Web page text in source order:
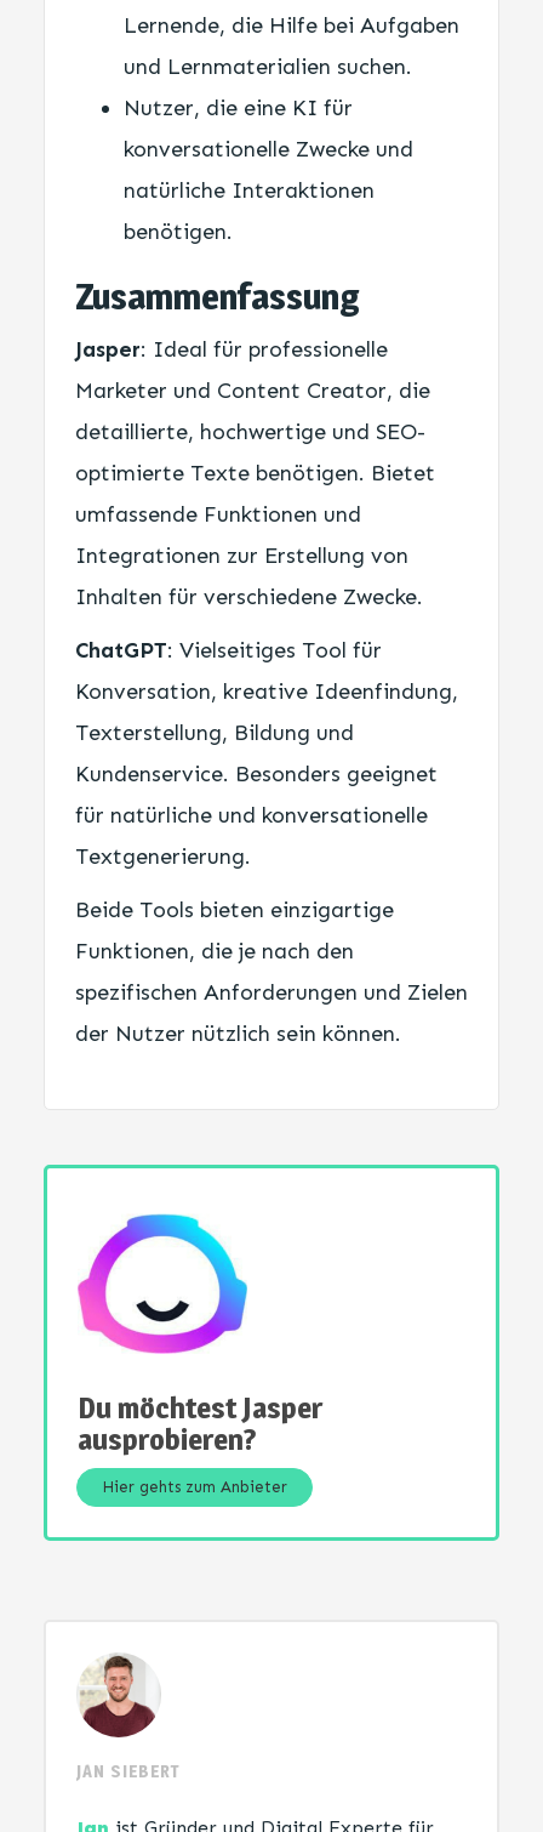
Lernende, die Hilfe bei Aufgaben
und Lernmaterialien suchen.
Nutzer, die eine KI für
konversationelle Zwecke und
natürliche Interaktionen
benötigen.
Zusammenfassung
Jasper: Ideal für professionelle
Marketer und Content Creator, die
detaillierte, hochwertige und SEO-
optimierte Texte benötigen. Bietet
umfassende Funktionen und
Integrationen zur Erstellung von
Inhalten für verschiedene Zwecke.
ChatGPT: Vielseitiges Tool für
Konversation, kreative Ideenfindung,
Texterstellung, Bildung und
Kundenservice. Besonders geeignet
für natürliche und konversationelle
Textgenerierung.
Beide Tools bieten einzigartige
Funktionen, die je nach den
spezifischen Anforderungen und Zielen
der Nutzer nützlich sein können.
Du möchtest Jasper
ausprobieren?
Hier gehts zum Anbieter
JAN SIEBERT